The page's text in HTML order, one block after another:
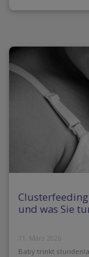
und was Sie
11. März 2026
Baby trinkt